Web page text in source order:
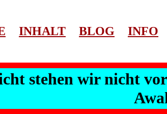
INHALT BLOG INFO
stehen wir nicht